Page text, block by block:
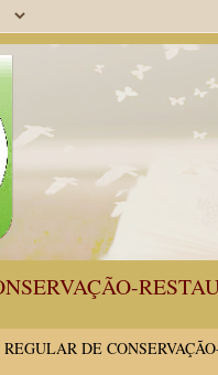
REGULAR DE